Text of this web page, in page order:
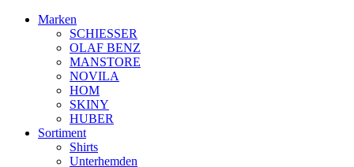
Marken
SCHIESSER
OLAF BENZ
MANSTORE
NOVILA
HOM
SKINY
HUBER
Sortiment
Shirts
Unterhemden